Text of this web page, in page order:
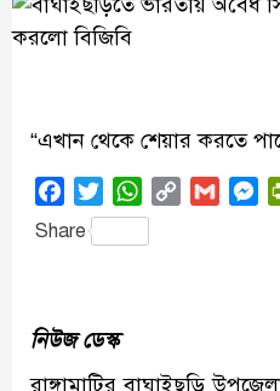
“এখান থেকে শেয়ার করতে
FacebookTwitterWhatsApp
Copy
Gmail
Share
নিউজ ডেস্ক
রাঙ্গামাটির বাঘাইছড়ি